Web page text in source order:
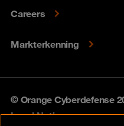
Careers
Markterkenning
© Orange Cyberdefense
Legal Notice